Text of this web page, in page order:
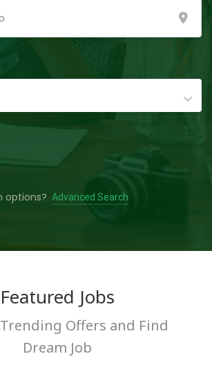
options? Advanced Search
Featured Jobs
Offers and Find
Dream Job